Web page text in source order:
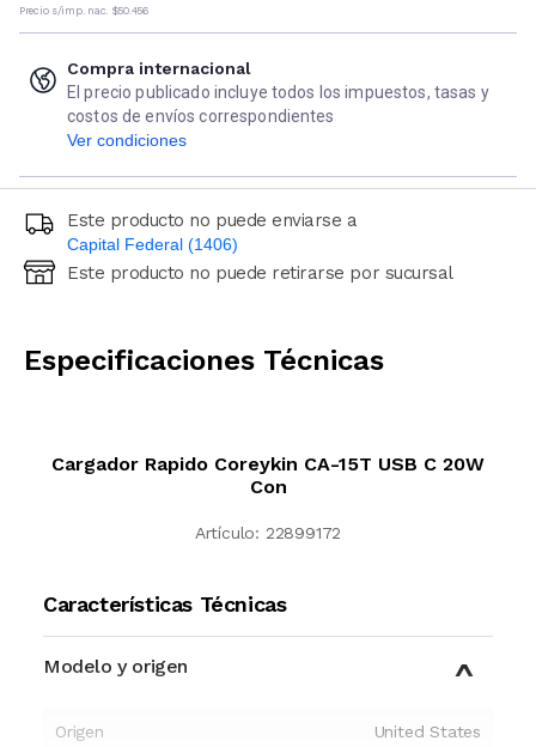
Precio s/imp. nac. $50.456
Compra internacional
El precio publicado incluye todos los impuestos, tasas y
costos de envíos correspondientes
Ver condiciones
Este producto no puede enviarse a
Capital Federal (1406)
Ingresá código postal (sólo números)
Este producto no puede retirarse por sucursal
Especificaciones Técnicas
Cargador Rapido Coreykin CA-15T USB C 20W
Con
Artículo: 22899172
Características Técnicas
Modelo y origen
Origen United States